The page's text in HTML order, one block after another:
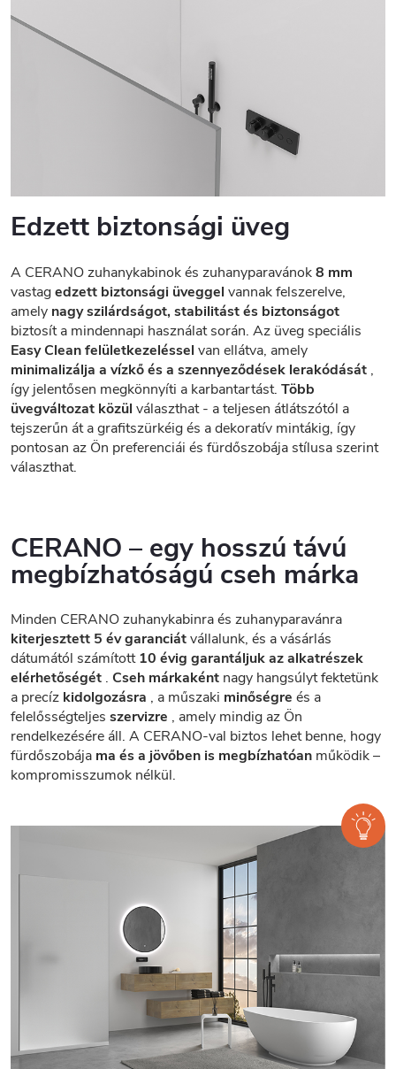
Edzett biztonsági üveg
A CERANO zuhanykabinok és zuhanyparavánok8 mm
vastagedzett biztonsági üveggel vannak felszerelve,
amely nagy szilárdságot, stabilitást és biztonságot
biztosít a mindennapi használat során. Az üveg speciális
Easy Clean felületkezeléssel van ellátva, amely
minimalizálja a vízkő és a szennyeződések lerakódását ,
így jelentősen megkönnyíti a karbantartást. Több
üvegváltozat közül választhat - a teljesen átlátszótól a
tejszerűn át a grafitszürkéig és a dekoratív mintákig, így
pontosan az Ön preferenciái és fürdőszobája stílusa szerint
választhat.
CERANO – egy hosszú távú
megbízhatóságú cseh márka
Minden CERANO zuhanykabinra és zuhanyparavánra
kiterjesztett 5 év garanciátvállalunk, és a vásárlás
dátumától számított10 évig garantáljuk az alkatrészek
elérhetőségét . Cseh márkaként nagy hangsúlyt fektetünk
a precíz kidolgozásra , a műszaki minőségre és a
felelősségteljes szervizre , amely mindig az Ön
rendelkezésére áll. A CERANO-val biztos lehet benne, hogy
fürdőszobája ma és a jövőben is megbízhatóan működik –
kompromisszumok nélkül.